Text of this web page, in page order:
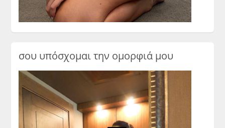
σου υπόσχομαι την ομορφιά μου